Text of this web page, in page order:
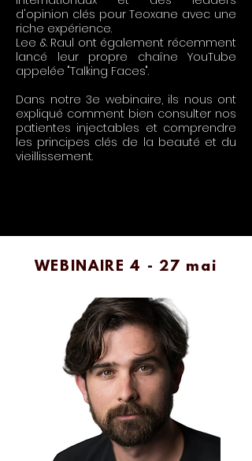
d'opinion clés pour Teoxane avec une
riche expérience.
Lee & Raul ont également récemment
lancé leur propre chaîne YouTube
appelée "Talking Faces".
Dans notre 3e webinaire, ils nous ont
expliqué comment bien consulter nos
patientes injectables et comprendre
les principes clés de la beauté et du
vieillissement.
WEBINAIRE 4 - 27 mai